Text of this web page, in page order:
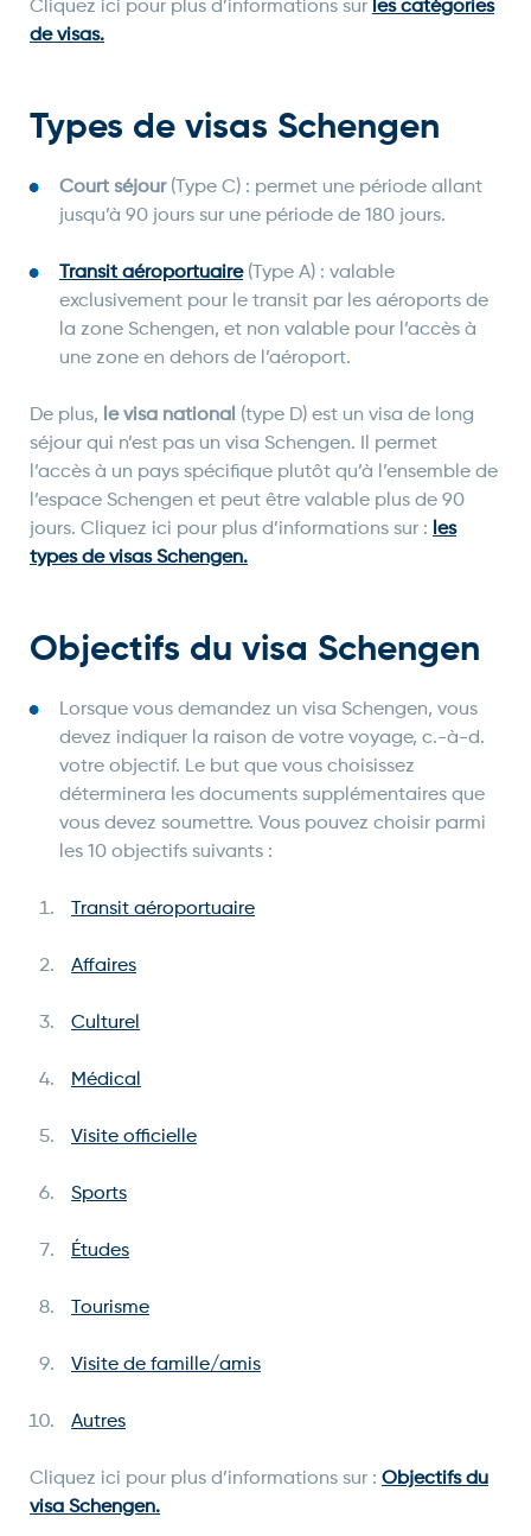
Cliquez ici pour plus d’informations sur les catégories
de visas.
Types de visas Schengen
Court séjour (Type C) : permet une période allant
jusqu’à 90 jours sur une période de 180 jours.
Transit aéroportuaire(Type A) : valable
exclusivement pour le transit par les aéroports de
la zone Schengen, et non valable pour l’accès à
une zone en dehors de l’aéroport.
De plus, le visa national (type D) est un visa de long
séjour qui n’est pas un visa Schengen. Il permet
l’accès à un pays spécifique plutôt qu’à l’ensemble de
l’espace Schengen et peut être valable plus de 90
jours. Cliquez ici pour plus d’informations sur : les
types de visas Schengen.
Objectifs du visa Schengen
Lorsque vous demandez un visa Schengen, vous
devez indiquer la raison de votre voyage, c.-à-d.
votre objectif. Le but que vous choisissez
déterminera les documents supplémentaires que
vous devez soumettre. Vous pouvez choisir parmi
les 10 objectifs suivants :
Transit aéroportuaire
Affaires
Culturel
Médical
Visite officielle
Sports
Études
Tourisme
Visite de famille/amis
Autres
Cliquez ici pour plus d’informations sur : Objectifs du
visa Schengen.